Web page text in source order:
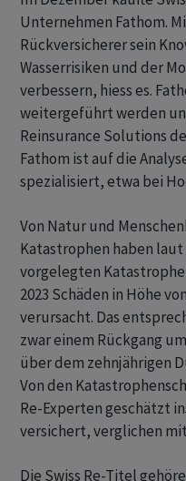
Unternehmen Fathom.
Rückversicherer sein
Wasserrisiken und der
verbessern, hiess es.
weitergeführt werden
Reinsurance Solutions
Fathom ist auf die
spezialisiert, etwa bei
Von Natur und
Katastrophen haben
vorgelegten
2023 Schäden in Höhe
verursacht. Das
zwar einem Rückgang
über dem zehnjährigen
Von den
Re-Experten geschätzt
versichert, verglichen
Die Swiss Re-Titel